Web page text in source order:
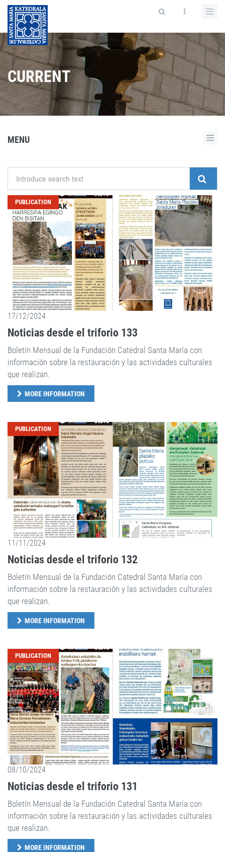
CURRENT
MENU
PUBLICATION
17/12/2024
Noticias desde el triforio 133
Boletín Mensual de la Fundación Catedral Santa María con
información sobre la restauración y las actividades culturales
que realizan.
MORE INFORMATION
PUBLICATION
11/11/2024
Noticias desde el triforio 132
Boletín Mensual de la Fundación Catedral Santa María con
información sobre la restauración y las actividades culturales
que realizan.
MORE INFORMATION
PUBLICATION
08/10/2024
Noticias desde el triforio 131
Boletín Mensual de la Fundación Catedral Santa María con
información sobre la restauración y las actividades culturales
que realizan.
MORE INFORMATION